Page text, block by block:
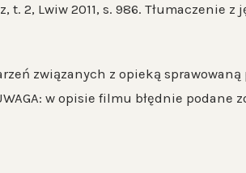
t. 2, Lwiw 2011, s. 986. Tłumaczenie
związanych z opieką
w opisie filmu błędnie podane